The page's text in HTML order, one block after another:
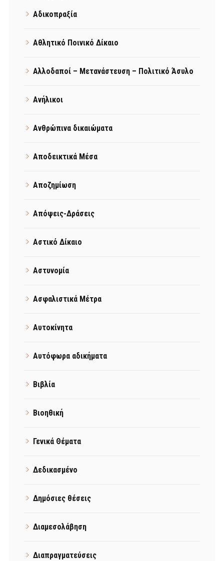
Αδικοπραξία
Αθλητικό Ποινικό Δίκαιο
Αλλοδαποί – Μετανάστευση – Πολιτικό Άσυλο
Ανήλικοι
Ανθρώπινα δικαιώματα
Αποδεικτικά Μέσα
Αποζημίωση
Απόψεις-Δράσεις
Αστικό Δίκαιο
Αστυνομία
Ασφαλιστικά Μέτρα
Αυτοκίνητα
Αυτόφωρα αδικήματα
Βιβλία
Βιοηθική
Γενικά Θέματα
Δεδικασμένο
Δημόσιες θέσεις
Διαμεσολάβηση
Διαπραγματεύσεις